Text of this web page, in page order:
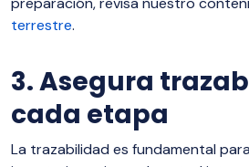
terrestre.
3. Asegura
cada etapa
La trazabilidad es fundamental